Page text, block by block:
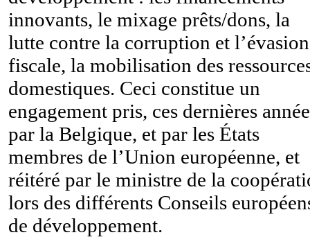
innovants, le mixage prêts/dons, la
lutte contre la corruption et l’évasion
fiscale, la mobilisation des
domestiques. Ceci constitue un
engagement pris, ces dernières
par la Belgique, et par les États
membres de l’Union européenne, et
réitéré par le ministre de la
lors des différents Conseils
de développement.